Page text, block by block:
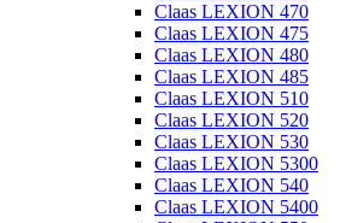
Claas LEXION 470
Claas LEXION 475
Claas LEXION 480
Claas LEXION 485
Claas LEXION 510
Claas LEXION 520
Claas LEXION 530
Claas LEXION 5300
Claas LEXION 540
Claas LEXION 5400